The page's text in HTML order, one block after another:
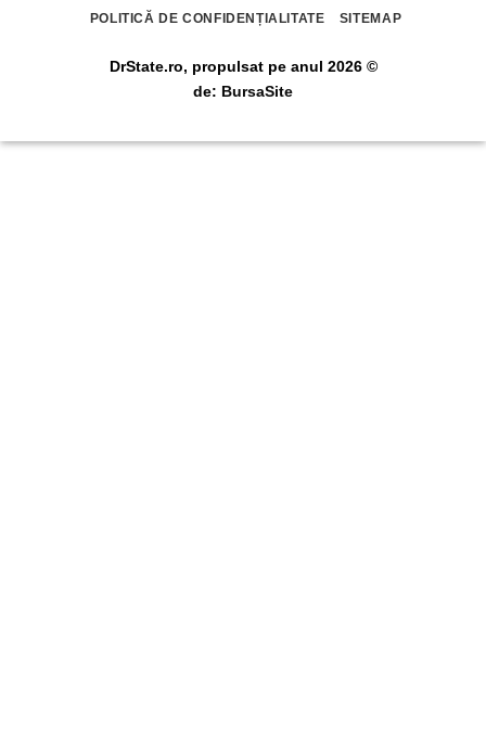
POLITICĂ DE CONFIDENȚIALITATE SITEMAP
DrState.ro, propulsat pe anul 2026 ©
de: BursaSite